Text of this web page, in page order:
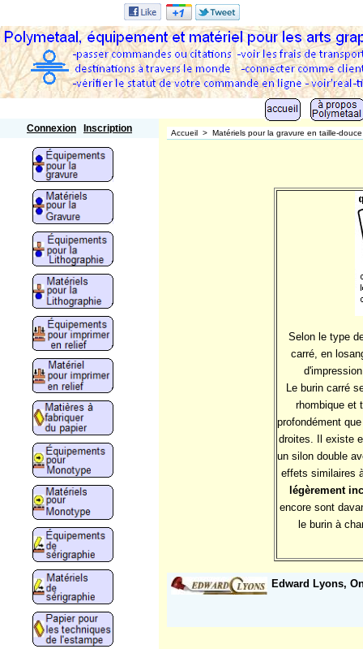
Connexion Inscription Accueil > Matériels pour la gravure en taille-douce
Selon le type
carré, en
Le burin carré
rhombique et
profondément
droites. Il existe
un silon double
effets similaires
légèrement
encore sont
le burin à
Edward Lyons,